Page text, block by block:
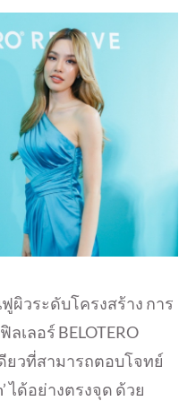
วระดับโครงสร้าง การ
เลอร์ BELOTERO
ดียวที่สามารถตอบโจทย์
ได้อย่างตรงจุด ด้วย